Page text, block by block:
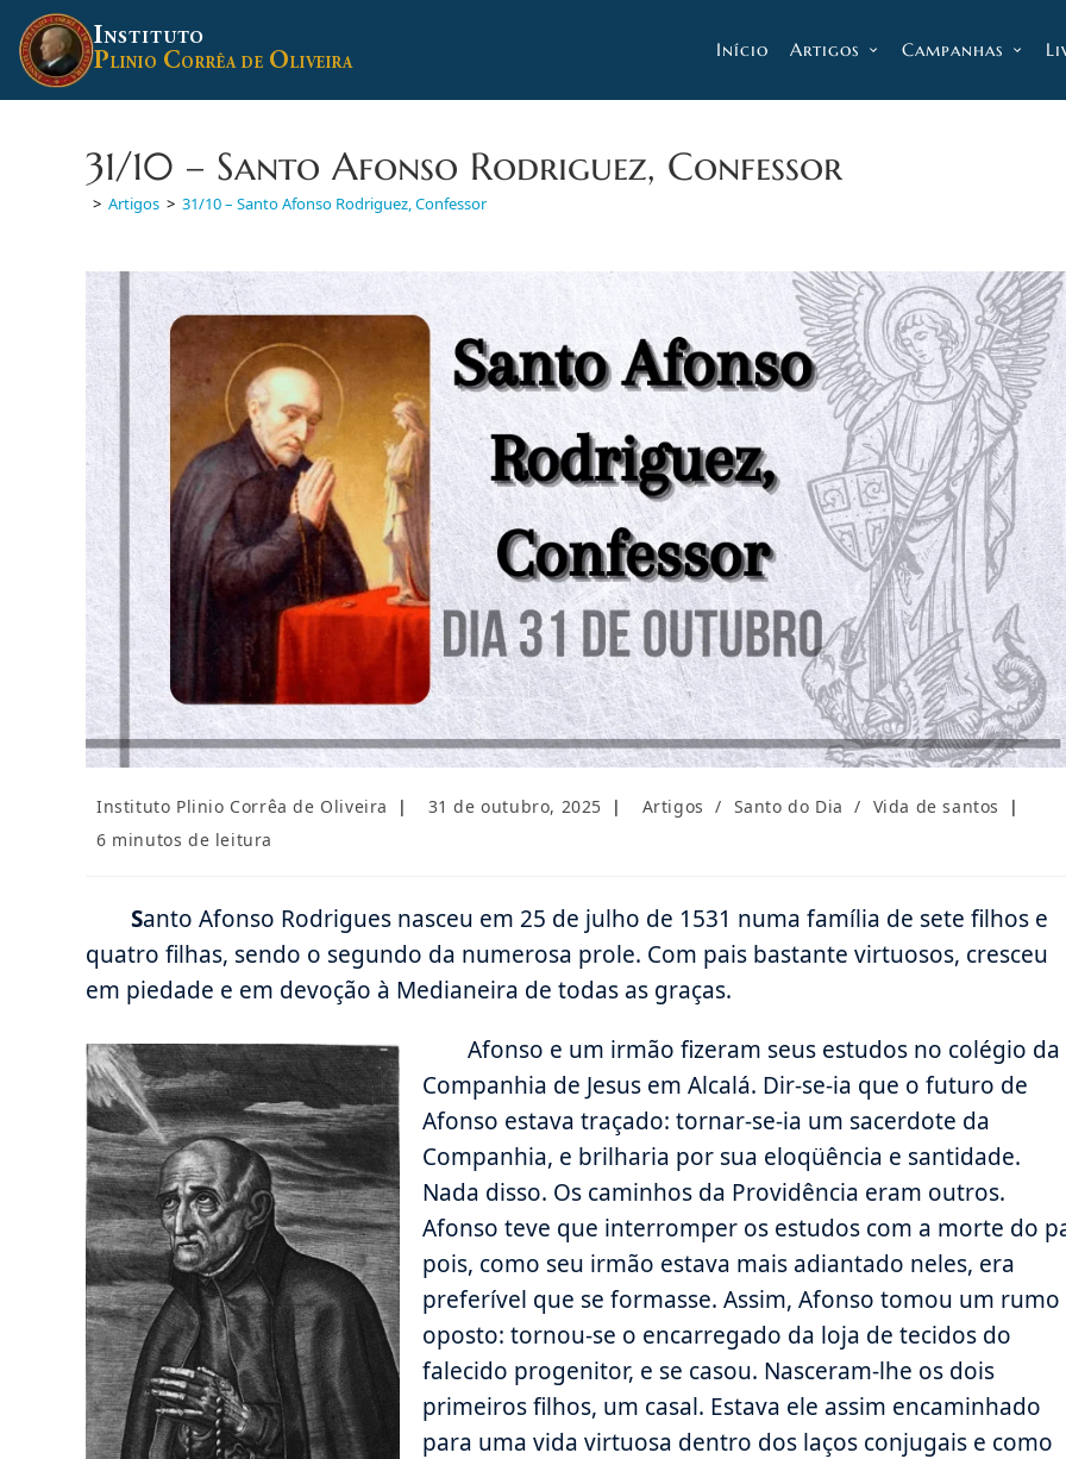
para
conteúdo
INSTITUTO
PLINIO CORRÊA DE OLIVEIRA
Início Artigos Campanhas
31/10 – Santo Afonso Rodriguez, Confessor
> Artigos > 31/10 – Santo Afonso Rodriguez, Confessor
Autor
post:
Instituto Plinio Corrêa de Oliveira
Post
31 de outubro, 2025
Categoria
Artigos / Santo do Dia / Vida de santos
Tempo
6 minutos de leitura
Santo Afonso Rodrigues nasceu em 25 de julho de 1531 numa família de sete filhos e
quatro filhas, sendo o segundo da numerosa prole. Com pais bastante virtuosos, cresceu
em piedade e em devoção à Medianeira de todas as graças.
Afonso e um irmão fizeram seus estudos no colégio da
Companhia de Jesus em Alcalá. Dir-se-ia que o futuro de
Afonso estava traçado: tornar-se-ia um sacerdote da
Companhia, e brilharia por sua eloqüência e santidade.
Nada disso. Os caminhos da Providência eram outros.
Afonso teve que interromper os estudos com a morte do
pois, como seu irmão estava mais adiantado neles, era
preferível que se formasse. Assim, Afonso tomou um rumo
oposto: tornou-se o encarregado da loja de tecidos do
falecido progenitor, e se casou. Nasceram-lhe os dois
primeiros filhos, um casal. Estava ele assim encaminhado
para uma vida virtuosa dentro dos laços conjugais e como